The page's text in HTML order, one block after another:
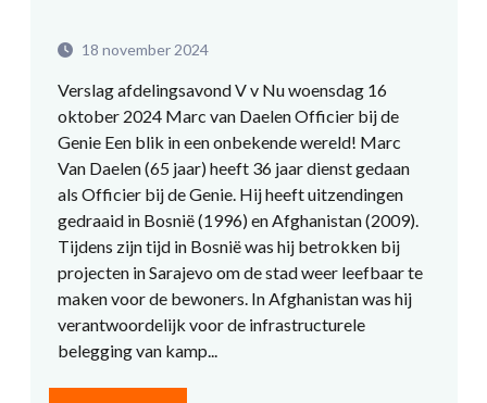
18 november 2024
Verslag afdelingsavond V v Nu woensdag 16
oktober 2024 Marc van Daelen Officier bij de
Genie Een blik in een onbekende wereld! Marc
Van Daelen (65 jaar) heeft 36 jaar dienst gedaan
als Officier bij de Genie. Hij heeft uitzendingen
gedraaid in Bosnië (1996) en Afghanistan (2009).
Tijdens zijn tijd in Bosnië was hij betrokken bij
projecten in Sarajevo om de stad weer leefbaar te
maken voor de bewoners. In Afghanistan was hij
verantwoordelijk voor de infrastructurele
belegging van kamp...